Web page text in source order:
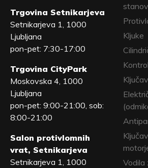
Trgovina Setnikarjeva
Setnikarjeva 1, 1000
Ljubljana
pon-pet: 7:30-17:00
Trgovina CityPark
Moskovska 4, 1000
Ljubljana
pon-pet: 9:00-21:00, sob:
8:00-21:00
Salon protivlomnih
vrat, Setnikarjeva
Setnikarjeva 1, 1000
Kljuke
Vodila